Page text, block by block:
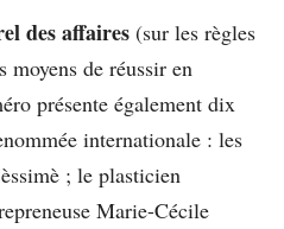
des affaires (sur les règles
moyens de réussir en
présente également dix
internationale : les
; le plasticien
Marie-Cécile